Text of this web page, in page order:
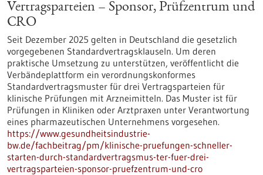
Vertragsparteien – Sponsor, Prüfzentrum und
CRO
Seit Dezember 2025 gelten in Deutschland die gesetzlich
vorgegebenen Standardvertragsklauseln. Um deren
praktische Umsetzung zu unterstützen, veröffentlicht die
Verbändeplattform ein verordnungskonformes
Standardvertragsmuster für drei Vertragsparteien für
klinische Prüfungen mit Arzneimitteln. Das Muster ist für
Prüfungen in Kliniken oder Arztpraxen unter Verantwortung
eines pharmazeutischen Unternehmens vorgesehen.
https://www.gesundheitsindustrie-
bw.de/fachbeitrag/pm/klinische-pruefungen-schneller-
starten-durch-standardvertragsmus-ter-fuer-drei-
vertragsparteien-sponsor-pruefzentrum-und-cro